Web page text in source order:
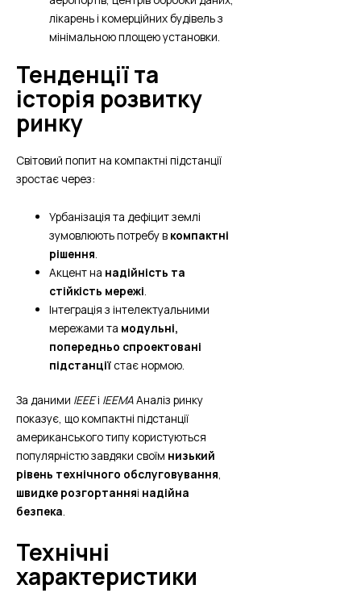
лікарень і комерційних будівель з
мінімальною площею установки.
Тенденції та
історія розвитку
ринку
Світовий попит на компактні підстанції
зростає через:
Урбанізація та дефіцит землі
зумовлюють потребу в компактні
рішення
Акцент на надійність та
стійкість мережі
Інтеграція з інтелектуальними
мережами та модульні,
попередньо спроектовані
підстанції стає нормою.
За даними IEEEі IEEMAАналіз ринку
показує, що компактні підстанції
американського типу користуються
популярністю завдяки своїм низький
рівень технічного обслуговування,
швидке розгортанняі надійна
безпека.
Технічні
характеристики